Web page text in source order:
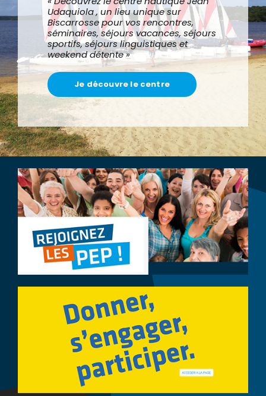
Udaquiola , un lieu unique sur
Biscarrosse pour vos rencontres,
séminaires, séjours vacances, séjours
sportifs, séjours linguistiques et
weekend détente »
Je découvre le centre